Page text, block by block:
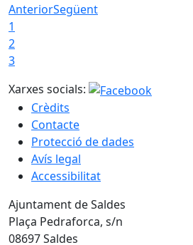
AnteriorSegüent
1
2
3
Xarxes socials:
Crèdits
Contacte
Protecció de dades
Avís legal
Accessibilitat
Ajuntament de Saldes
Plaça Pedraforca, s/n
08697 Saldes